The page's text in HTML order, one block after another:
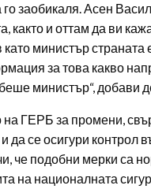
заобикаля. Асен
и оттам да ви
министър страната
за това какво
министър“, добави
ГЕРБ за промени,
се осигури контрол
че подобни мерки са
на националната